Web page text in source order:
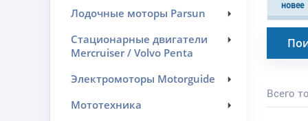
Лодочные моторы Parsun
Стационарные двигатели
Mercruiser / Volvo Penta
Электромоторы Motorguide
Мототехника
новее
Всего